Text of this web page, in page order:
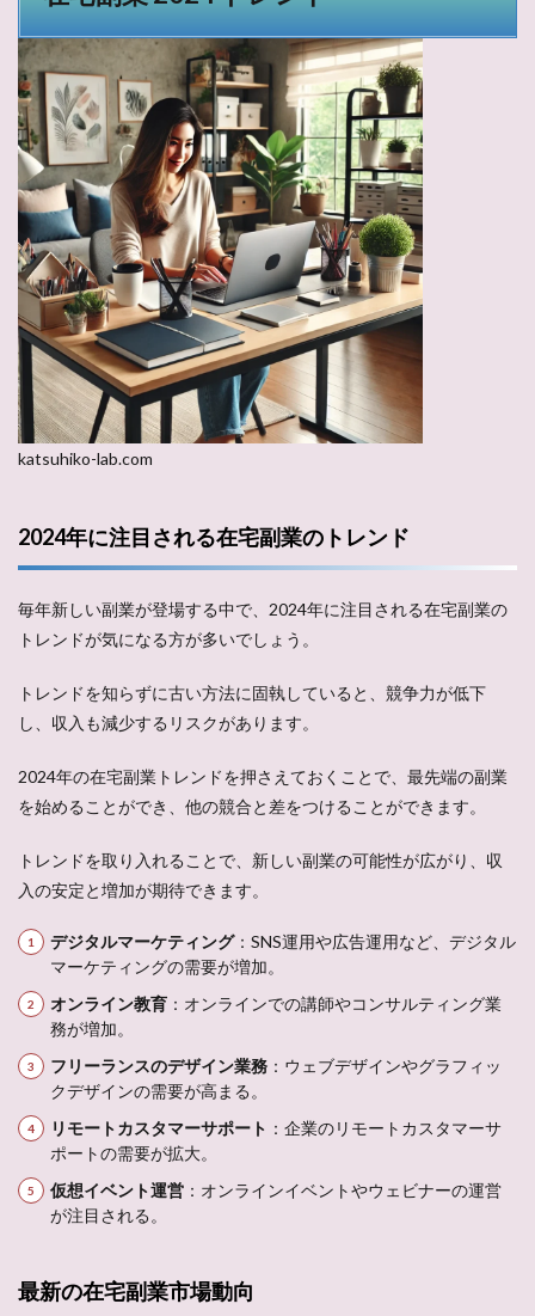
katsuhiko-lab.com
2024年に注目される在宅副業のトレンド
毎年新しい副業が登場する中で、2024年に注目される在宅副業の
トレンドが気になる方が多いでしょう。
トレンドを知らずに古い方法に固執していると、競争力が低下
し、収入も減少するリスクがあります。
2024年の在宅副業トレンドを押さえておくことで、最先端の副業
を始めることができ、他の競合と差をつけることができます。
トレンドを取り入れることで、新しい副業の可能性が広がり、収
入の安定と増加が期待できます。
デジタルマーケティング：SNS運用や広告運用など、デジタル
マーケティングの需要が増加。
オンライン教育 ：オンラインでの講師やコンサルティング業
務が増加。
フリーランスのデザイン業務 ：ウェブデザインやグラフィッ
クデザインの需要が高まる。
リモートカスタマーサポート ：企業のリモートカスタマーサ
ポートの需要が拡大。
仮想イベント運営 ：オンラインイベントやウェビナーの運営
が注目される。
最新の在宅副業市場動向